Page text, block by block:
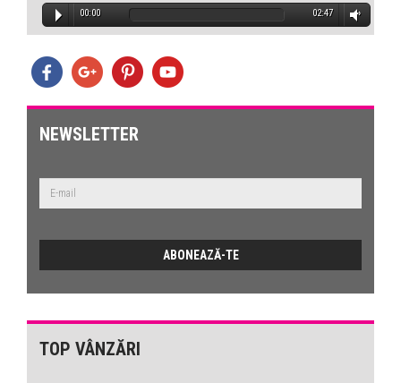
00:00 02:47
NEWSLETTER
TOP VÂNZĂRI